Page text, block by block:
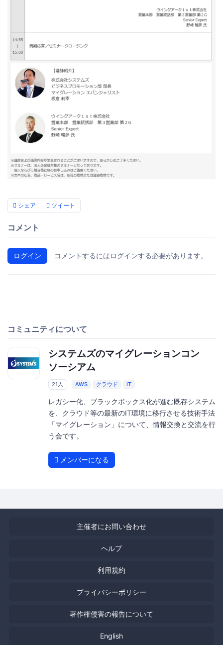
シェア ツイート
コメント
ログイン コメントするにはログインする必要があります。
コミュニティについて
システムズのマイグレーションコン
ソーシアム
21人 AWS クラウド IT
レガシー化、ブラックボックス化が進む既存システム
を、クラウド等の最新のIT環境に移行させる技術手法
「マイグレーション」について、情報交換と交流を行
う会です。
メンバーになる
主催者にお問い合わせ
ヘルプ
利用規約
プライバシーポリシー
著作権侵害の報告について
English